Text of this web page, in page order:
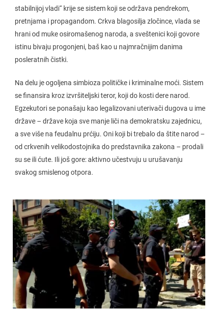
stabilnijoj vladi“ krije se sistem koji se održava pendrekom,
pretnjama i propagandom. Crkva blagosilja zločince, vlada se
hrani od muke osiromašenog naroda, a sveštenici koji govore
istinu bivaju progonjeni, baš kao u najmračnijim danima
posleratnih čistki.
Na delu je ogoljena simbioza političke i kriminalne moći. Sistem
se finansira kroz izvršiteljski teror, koji do kosti dere narod.
Egzekutori se ponašaju kao legalizovani uterivači dugova u ime
države – države koja sve manje liči na demokratsku zajednicu,
a sve više na feudalnu prćiju. Oni koji bi trebalo da štite narod –
od crkvenih velikodostojnika do predstavnika zakona – prodali
su se ili ćute. Ili još gore: aktivno učestvuju u urušavanju
svakog smislenog otpora.